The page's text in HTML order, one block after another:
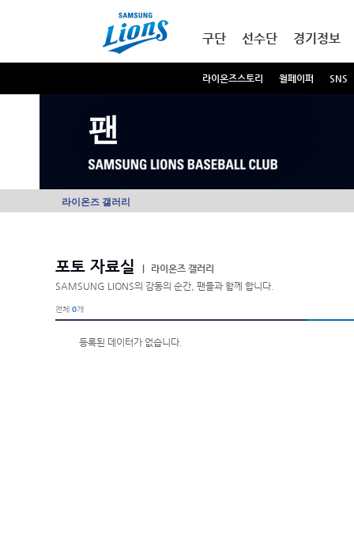
구단 선수단 경기정보
라이온즈스토리 월페이퍼 SNS
팬
라이온즈 갤러리
포토 자료실
라이온즈 갤러리
SAMSUNG LIONS의 감동의 순간, 팬들과 함께 합니다.
전체 0개
등록된 데이터가 없습니다.